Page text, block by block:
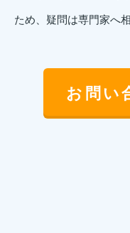
ため、疑問は専門家へ
お問い